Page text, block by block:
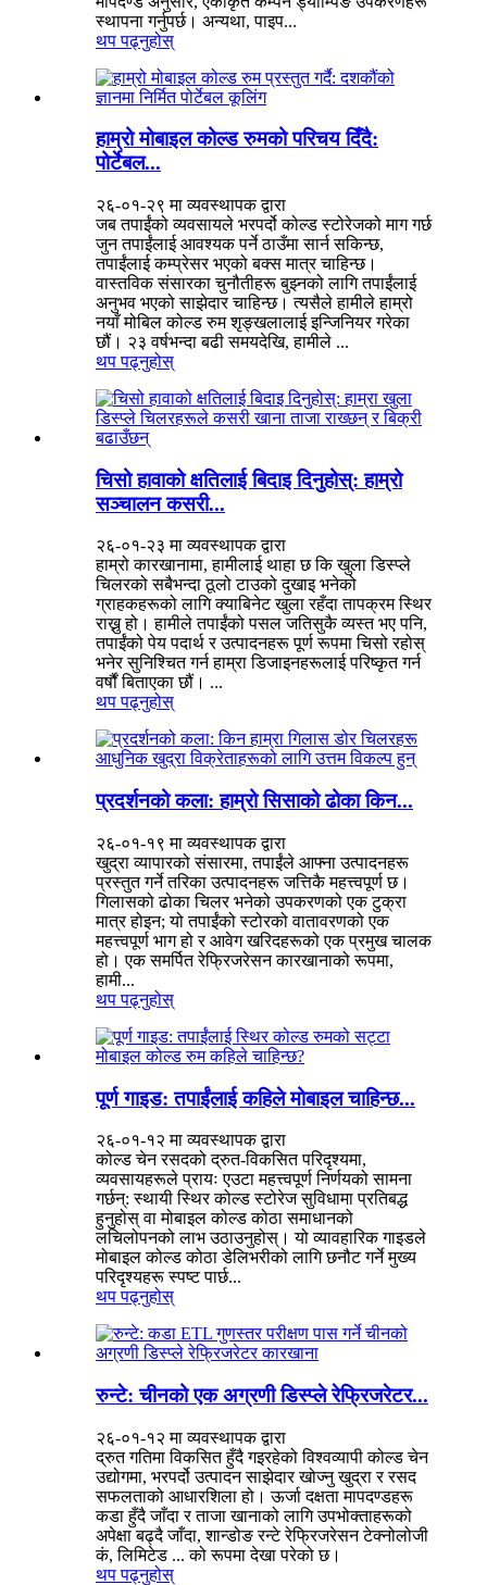
स्थापना गर्नुपर्छ। अन्यथा, पाइप...
थप पढ्नुहोस्
हाम्रो मोबाइल कोल्ड रुमको परिचय दिँदै:
पोर्टेबल...
२६-०१-२९ मा व्यवस्थापक द्वारा
जब तपाईंको व्यवसायले भरपर्दो कोल्ड स्टोरेजको माग गर्छ
जुन तपाईंलाई आवश्यक पर्ने ठाउँमा सार्न सकिन्छ,
तपाईंलाई कम्प्रेसर भएको बक्स मात्र चाहिन्छ।
वास्तविक संसारका चुनौतीहरू बुझ्नको लागि तपाईंलाई
अनुभव भएको साझेदार चाहिन्छ। त्यसैले हामीले हाम्रो
नयाँ मोबिल कोल्ड रुम शृङ्खलालाई इन्जिनियर गरेका
छौं। २३ वर्षभन्दा बढी समयदेखि, हामीले ...
थप पढ्नुहोस्
चिसो हावाको क्षतिलाई बिदाइ दिनुहोस्: हाम्रो
सञ्चालन कसरी...
२६-०१-२३ मा व्यवस्थापक द्वारा
हाम्रो कारखानामा, हामीलाई थाहा छ कि खुला डिस्प्ले
चिलरको सबैभन्दा ठूलो टाउको दुखाइ भनेको
ग्राहकहरूको लागि क्याबिनेट खुला रहँदा तापक्रम स्थिर
राख्नु हो। हामीले तपाईंको पसल जतिसुकै व्यस्त भए पनि,
तपाईंको पेय पदार्थ र उत्पादनहरू पूर्ण रूपमा चिसो रहोस्
भनेर सुनिश्चित गर्न हाम्रा डिजाइनहरूलाई परिष्कृत गर्न
वर्षौं बिताएका छौं। ...
थप पढ्नुहोस्
प्रदर्शनको कला: हाम्रो सिसाको ढोका किन...
२६-०१-१९ मा व्यवस्थापक द्वारा
खुद्रा व्यापारको संसारमा, तपाईंले आफ्ना उत्पादनहरू
प्रस्तुत गर्ने तरिका उत्पादनहरू जत्तिकै महत्त्वपूर्ण छ।
गिलासको ढोका चिलर भनेको उपकरणको एक टुक्रा
मात्र होइन; यो तपाईंको स्टोरको वातावरणको एक
महत्त्वपूर्ण भाग हो र आवेग खरिदहरूको एक प्रमुख चालक
हो। एक समर्पित रेफ्रिजरेसन कारखानाको रूपमा,
हामी...
थप पढ्नुहोस्
पूर्ण गाइड: तपाईंलाई कहिले मोबाइल चाहिन्छ...
२६-०१-१२ मा व्यवस्थापक द्वारा
कोल्ड चेन रसदको द्रुत-विकसित परिदृश्यमा,
व्यवसायहरूले प्रायः एउटा महत्त्वपूर्ण निर्णयको सामना
गर्छन्: स्थायी स्थिर कोल्ड स्टोरेज सुविधामा प्रतिबद्ध
हुनुहोस् वा मोबाइल कोल्ड कोठा समाधानको
लचिलोपनको लाभ उठाउनुहोस्। यो व्यावहारिक गाइडले
मोबाइल कोल्ड कोठा डेलिभरीको लागि छनौट गर्ने मुख्य
परिदृश्यहरू स्पष्ट पार्छ...
थप पढ्नुहोस्
रुन्टे: चीनको एक अग्रणी डिस्प्ले रेफ्रिजरेटर...
२६-०१-१२ मा व्यवस्थापक द्वारा
द्रुत गतिमा विकसित हुँदै गइरहेको विश्वव्यापी कोल्ड चेन
उद्योगमा, भरपर्दो उत्पादन साझेदार खोज्नु खुद्रा र रसद
सफलताको आधारशिला हो। ऊर्जा दक्षता मापदण्डहरू
कडा हुँदै जाँदा र ताजा खानाको लागि उपभोक्ताहरूको
अपेक्षा बढ्दै जाँदा, शान्डोङ रन्टे रेफ्रिजरेसन टेक्नोलोजी
कं, लिमिटेड ... को रूपमा देखा परेको छ।
थप पढ्नुहोस्